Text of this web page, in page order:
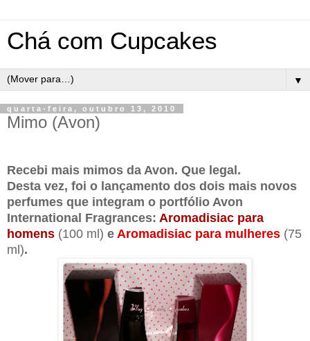
Chá com Cupcakes
▼
quarta-feira, outubro 13, 2010
Mimo (Avon)
Recebi mais mimos da Avon. Que legal.
Desta vez, foi o lançamento dos dois mais novos
perfumes que integram o portfólio Avon
International Fragrances: Aromadisiac para
homens (100 ml) e Aromadisiac para mulheres (75
ml).